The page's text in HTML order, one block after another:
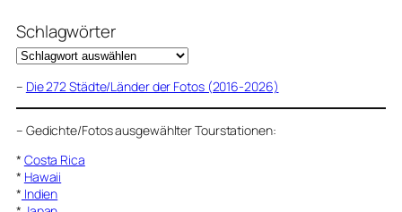
Schlagwörter
– Die 272 Städte/Länder der Fotos (2016-2026)
– Gedichte/Fotos ausgewählter Tourstationen:
* Costa Rica
* Hawaii
* Indien